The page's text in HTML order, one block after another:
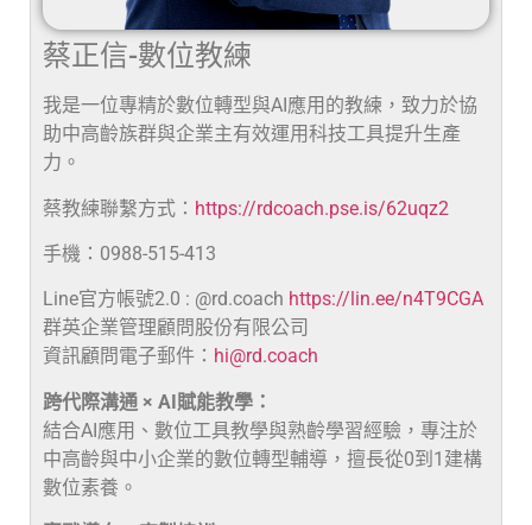
蔡正信-數位教練
我是一位專精於數位轉型與AI應用的教練，致力於協
助中高齡族群與企業主有效運用科技工具提升生產
力。
蔡教練聯繫方式： https://rdcoach.pse.is/62uqz2
手機：0988-515-413
Line官方帳號2.0 : @rd.coach https://lin.ee/n4T9CGA
群英企業管理顧問股份有限公司
資訊顧問電子郵件： hi@rd.coach
跨代際溝通 × AI賦能教學：
結合AI應用、數位工具教學與熟齡學習經驗，專注於
中高齡與中小企業的數位轉型輔導，擅長從0到1建構
數位素養。